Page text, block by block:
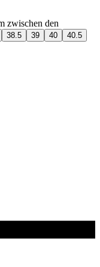
zwischen den
38.5 39 40
40.5